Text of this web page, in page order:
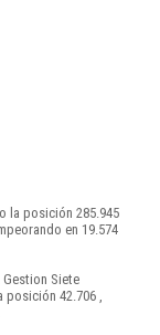
la posición 285.945
en 19.574
Siete
posición 42.706 ,